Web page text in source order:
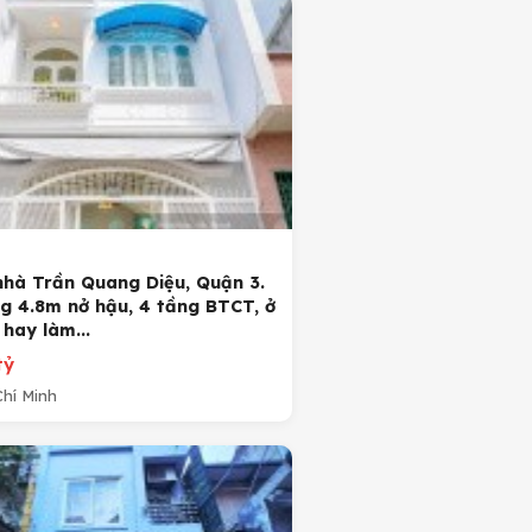
Trần Quang Diệu, Quận 3.
4.8m nở hậu, 4 tầng BTCT, ở
làm...
Minh